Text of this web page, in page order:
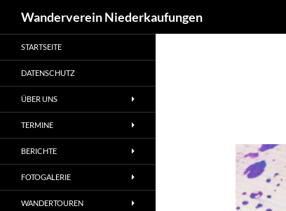
Wanderverein Niederkaufungen
STARTSEITE
DATENSCHUTZ
ÜBER UNS
TERMINE
BERICHTE
FOTOGALERIE
WANDERTOUREN